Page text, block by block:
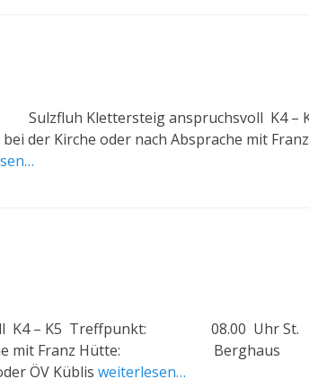
Klettersteig anspruchsvoll K4 –
Kirche oder nach Absprache mit Franz
K4 – K5 Treffpunkt: 08.00 Uhr St.
mit Franz Hütte: Berghaus
ÖV Küblis weiterlesen…